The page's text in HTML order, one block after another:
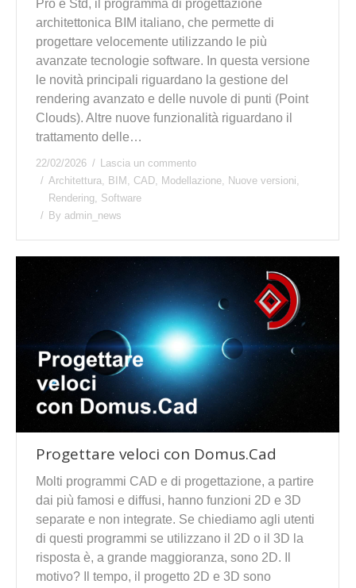
Pro e Std, il programma di progettazione
architettonica BIM italiano, che permette di
progettare velocemente utilizzando le più
avanzate tecnologie software. In questa versione
le novità principali riguardano la gestione del
rendering avanzato e delle nuvole di punti (Point
Clouds). Altre nuove funzionalità riguardano il
trattamento delle…
22/02/2026
Lascia un commento
Architettura, BIM , CAD, Modellazione, Nuove versioni,
Rendering, Software
By admin_news
Progettare veloci con Domus.Cad
Molti programmi CAD e di progettazione, a partire
dai più famosi e diffusi, hanno funzioni 2D e 3D
separate e non integrate. Se chiediamo agli utenti
di questi programmi se utilizzano il 2D o il 3D la
risposta è, a grande maggioranza, sono 2D. Il
motivo? Il tempo, il progetto 2D e 3D sono